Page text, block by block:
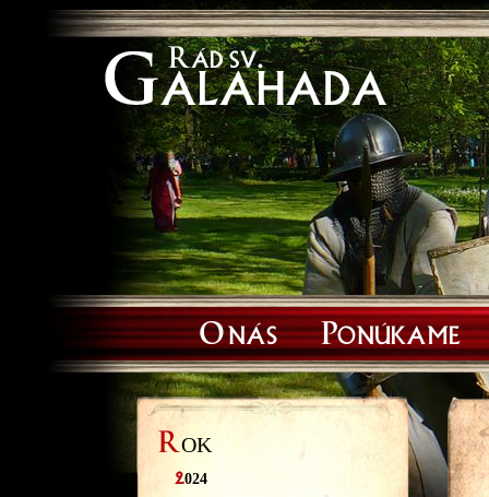
O nás Ponúkame
ROK
2024